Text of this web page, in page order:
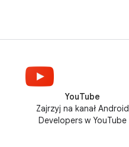
YouTube
Zajrzyj na kanał Android
Developers w YouTube